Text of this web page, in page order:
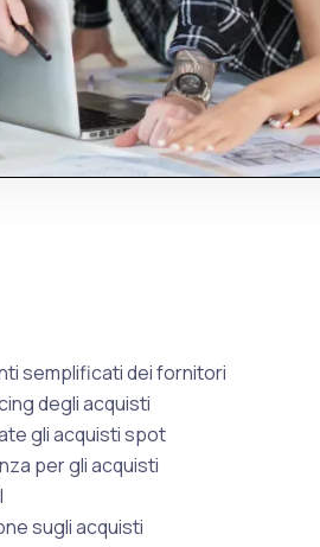
semplificati dei fornitori
degli acquisti
gli acquisti spot
per gli acquisti
sugli acquisti